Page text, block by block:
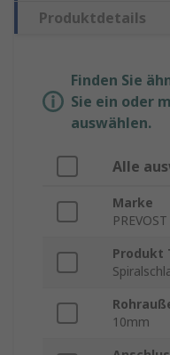
Produktdetails
Finden Sie
Sie ein oder
auswählen.
Alle
Marke
PREVOST
Produkt
10mm